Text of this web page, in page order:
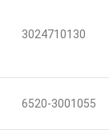
3024710130
6520-3001055